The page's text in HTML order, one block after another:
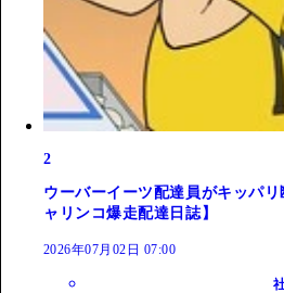
2
ウーバーイーツ配達員がキッパ
ャリンコ爆走配達日誌】
2026年07月02日 07:00